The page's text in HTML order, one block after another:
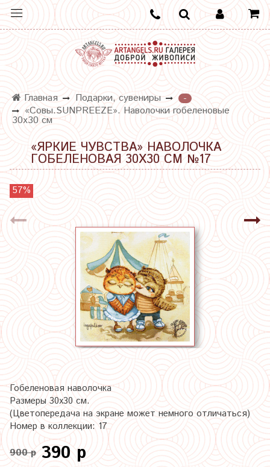
Главная Подарки, сувениры
-
«Совы.SUNPREEZE». Наволочки гобеленовые
30х30 см
«ЯРКИЕ ЧУВСТВА» НАВОЛОЧКА
ГОБЕЛЕНОВАЯ 30Х30 СМ №17
57%
Гобеленовая наволочка
Размеры 30х30 см.
(Цветопередача на экране может немного отличаться)
Номер в коллекции: 17
900 р 390 р